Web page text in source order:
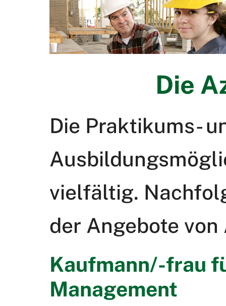
Die
Die Praktikums-
vielfältig.
der Angebote von
Kaufmann/-frau
Management